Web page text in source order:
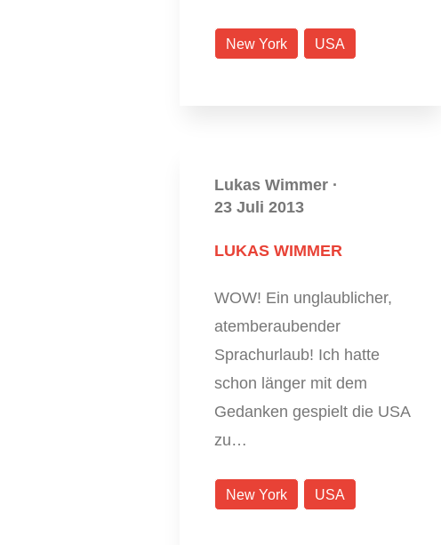
New York USA
Lukas Wimmer ·
23 Juli 2013
LUKAS WIMMER
WOW! Ein unglaublicher,
atemberaubender
Sprachurlaub! Ich hatte
schon länger mit dem
Gedanken gespielt die USA
zu…
New York USA